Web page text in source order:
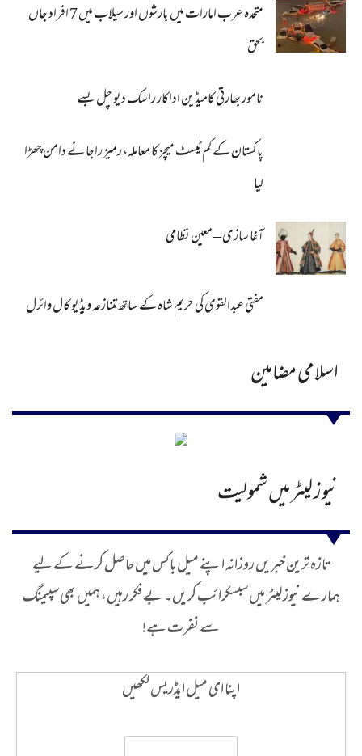
متحدہ عرب امارات میں بارشوں اور سیلاب میں 7 افراد جاں
بحق
نامور بھارتی کامیڈین اداکار راسک دیو چل بسے
پاکستان کے کم ٹیسٹ میچز کا معاملہ، رمیز راجا نے دامن چھڑا
لیا
آغا سازی – معین نظامی
مفتی عبدالقوی کی حریم شاہ کے ساتھ متنازعہ ویڈیو کال وائرل
اسلامی مضامین
نیوز لیٹر میں شمولیت
تازہ ترین خبریں روزانہ اپنے میل باکس میں حاصل کرنے کے لیے
ہمارے نیوز لیٹر میں سبسکرائب کریں۔ بے فکر رہیں، ہمیں بھی سپیمنگ
سے نفرت ہے!
اپنا ای میل ایڈریس لکھیں